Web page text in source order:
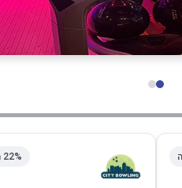
22% הנחה